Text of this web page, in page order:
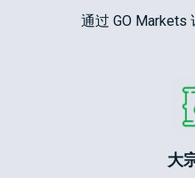
通过 GO Markets
大